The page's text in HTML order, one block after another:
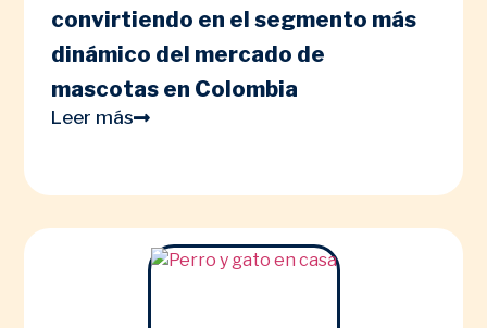
convirtiendo en el segmento más
dinámico del mercado de
mascotas en Colombia
Leer más